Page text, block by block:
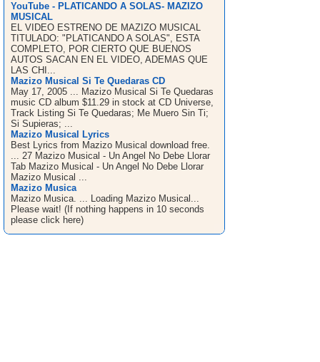
YouTube - PLATICANDO A SOLAS- MAZIZO
MUSICAL
EL VIDEO ESTRENO DE MAZIZO MUSICAL
TITULADO: "PLATICANDO A SOLAS", ESTA
COMPLETO, POR CIERTO QUE BUENOS
AUTOS SACAN EN EL VIDEO, ADEMAS QUE
LAS CHI...
Mazizo Musical Si Te Quedaras CD
May 17, 2005 ... Mazizo Musical Si Te Quedaras
music CD album $11.29 in stock at CD Universe,
Track Listing Si Te Quedaras; Me Muero Sin Ti;
Si Supieras; ...
Mazizo Musical Lyrics
Best Lyrics from Mazizo Musical download free.
... 27 Mazizo Musical - Un Angel No Debe Llorar
Tab Mazizo Musical - Un Angel No Debe Llorar
Mazizo Musical ...
Mazizo Musica
Mazizo Musica. ... Loading Mazizo Musical...
Please wait! (If nothing happens in 10 seconds
please click here)